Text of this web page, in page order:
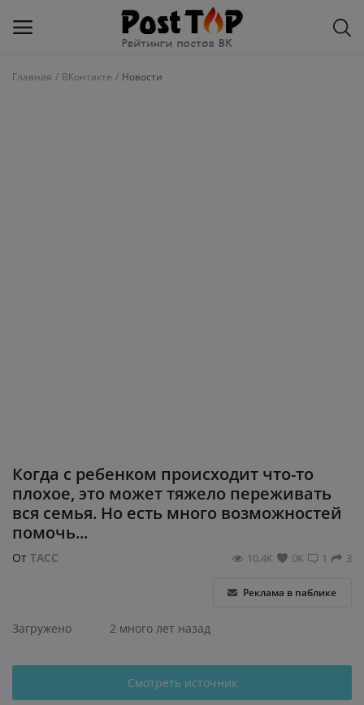
Главная ВКонтакте Новости
Когда с ребенком происходит что-то
плохое, это может тяжело переживать
вся семья. Но есть много возможностей
помочь...
От ТАСС 3
1
0К
10.4К
Реклама в паблике
Загружено 2 много лет назад
Смотреть источник